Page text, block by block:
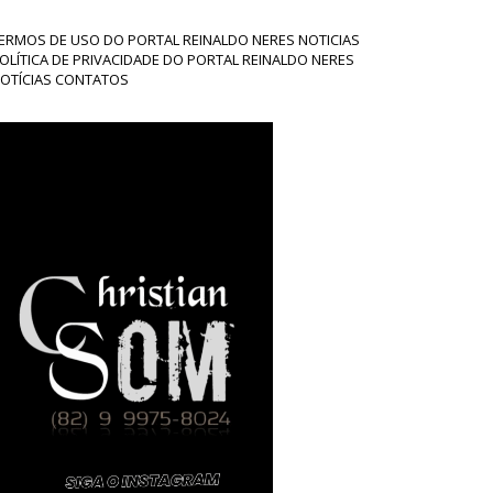
DE USO DO PORTAL REINALDO NERES NOTICIAS
DE PRIVACIDADE DO PORTAL REINALDO NERES
CONTATOS